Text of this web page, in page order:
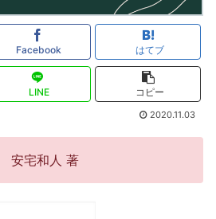
Facebook はてブ
LINE コピー
2020.11.03
安宅和人 著